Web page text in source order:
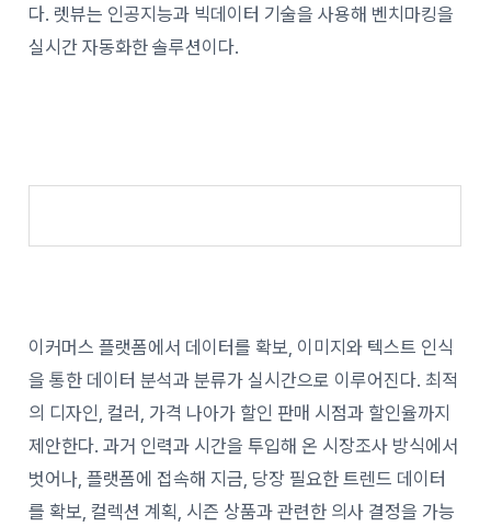
다. 렛뷰는 인공지능과 빅데이터 기술을 사용해 벤치마킹을
실시간 자동화한 솔루션이다.
이커머스 플랫폼에서 데이터를 확보, 이미지와 텍스트 인식
을 통한 데이터 분석과 분류가 실시간으로 이루어진다. 최적
의 디자인, 컬러, 가격 나아가 할인 판매 시점과 할인율까지
제안한다. 과거 인력과 시간을 투입해 온 시장조사 방식에서
벗어나, 플랫폼에 접속해 지금, 당장 필요한 트렌드 데이터
를 확보, 컬렉션 계획, 시즌 상품과 관련한 의사 결정을 가능